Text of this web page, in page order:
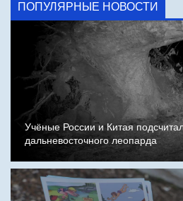
ПОПУЛЯРНЫЕ НОВОСТИ
Учёные России и Китая
дальневосточного леопарда